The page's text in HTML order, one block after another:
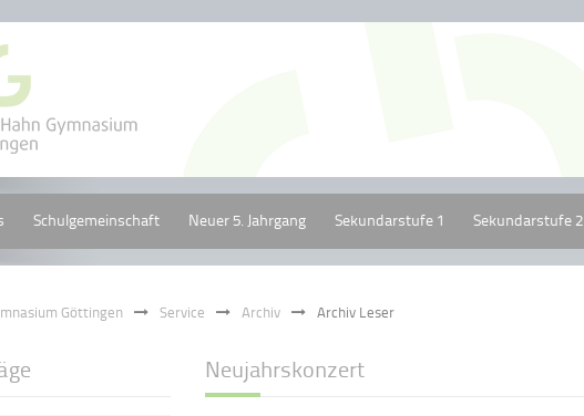
Schulgemeinschaft Neuer 5. Jahrgang Sekundarstufe 1 Sekundarstufe 2
Göttingen Service Archiv Archiv Leser
Neujahrskonzert